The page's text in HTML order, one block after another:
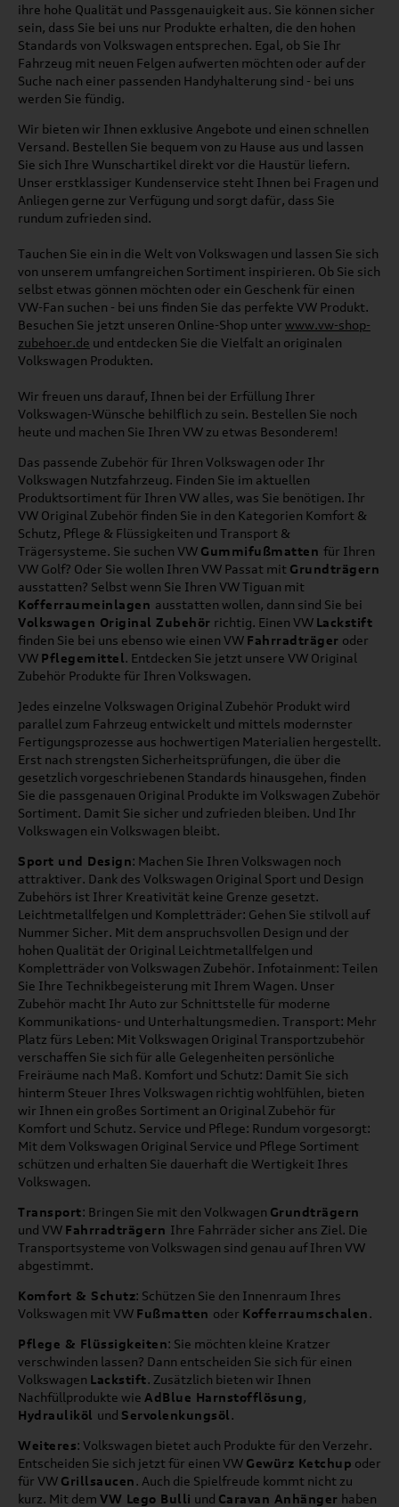
ihre hohe Qualität und Passgenauigkeit aus. Sie können sicher
sein, dass Sie bei uns nur Produkte erhalten, die den hohen
Standards von Volkswagen entsprechen. Egal, ob Sie Ihr
Fahrzeug mit neuen Felgen aufwerten möchten oder auf der
Suche nach einer passenden Handyhalterung sind - bei uns
werden Sie fündig.
Wir bieten wir Ihnen exklusive Angebote und einen schnellen
Versand. Bestellen Sie bequem von zu Hause aus und lassen
Sie sich Ihre Wunschartikel direkt vor die Haustür liefern.
Unser erstklassiger Kundenservice steht Ihnen bei Fragen und
Anliegen gerne zur Verfügung und sorgt dafür, dass Sie
rundum zufrieden sind.
Tauchen Sie ein in die Welt von Volkswagen und lassen Sie sich
von unserem umfangreichen Sortiment inspirieren. Ob Sie sich
selbst etwas gönnen möchten oder ein Geschenk für einen
VW-Fan suchen - bei uns finden Sie das perfekte VW Produkt.
Besuchen Sie jetzt unseren Online-Shop unter www.vw-shop-
zubehoer.de und entdecken Sie die Vielfalt an originalen
Volkswagen Produkten.
Wir freuen uns darauf, Ihnen bei der Erfüllung Ihrer
Volkswagen-Wünsche behilflich zu sein. Bestellen Sie noch
heute und machen Sie Ihren VW zu etwas Besonderem!
Das passende Zubehör für Ihren Volkswagen oder Ihr
Volkswagen Nutzfahrzeug. Finden Sie im aktuellen
Produktsortiment für Ihren VW alles, was Sie benötigen. Ihr
VW Original Zubehör finden Sie in den Kategorien Komfort &
Schutz, Pflege & Flüssigkeiten und Transport &
Trägersysteme. Sie suchen VW Gummifußmatten für Ihren
VW Golf? Oder Sie wollen Ihren VW Passat mit Grundträgern
ausstatten? Selbst wenn Sie Ihren VW Tiguan mit
Kofferraumeinlagen ausstatten wollen, dann sind Sie bei
Volkswagen Original Zubehör richtig. Einen VW Lackstift
finden Sie bei uns ebenso wie einen VW Fahrradträger oder
VW Pflegemittel. Entdecken Sie jetzt unsere VW Original
Zubehör Produkte für Ihren Volkswagen.
Jedes einzelne Volkswagen Original Zubehör Produkt wird
parallel zum Fahrzeug entwickelt und mittels modernster
Fertigungsprozesse aus hochwertigen Materialien hergestellt.
Erst nach strengsten Sicherheitsprüfungen, die über die
gesetzlich vorgeschriebenen Standards hinausgehen, finden
Sie die passgenauen Original Produkte im Volkswagen Zubehör
Sortiment. Damit Sie sicher und zufrieden bleiben. Und Ihr
Volkswagen ein Volkswagen bleibt.
Sport und Design: Machen Sie Ihren Volkswagen noch
attraktiver. Dank des Volkswagen Original Sport und Design
Zubehörs ist Ihrer Kreativität keine Grenze gesetzt.
Leichtmetallfelgen und Kompletträder: Gehen Sie stilvoll auf
Nummer Sicher. Mit dem anspruchsvollen Design und der
hohen Qualität der Original Leichtmetallfelgen und
Kompletträder von Volkswagen Zubehör. Infotainment: Teilen
Sie Ihre Technikbegeisterung mit Ihrem Wagen. Unser
Zubehör macht Ihr Auto zur Schnittstelle für moderne
Kommunikations- und Unterhaltungsmedien. Transport: Mehr
Platz fürs Leben: Mit Volkswagen Original Transportzubehör
verschaffen Sie sich für alle Gelegenheiten persönliche
Freiräume nach Maß. Komfort und Schutz: Damit Sie sich
hinterm Steuer Ihres Volkswagen richtig wohlfühlen, bieten
wir Ihnen ein großes Sortiment an Original Zubehör für
Komfort und Schutz. Service und Pflege: Rundum vorgesorgt:
Mit dem Volkswagen Original Service und Pflege Sortiment
schützen und erhalten Sie dauerhaft die Wertigkeit Ihres
Volkswagen.
Transport: Bringen Sie mit den Volkwagen Grundträgern
und VW Fahrradträgern Ihre Fahrräder sicher ans Ziel. Die
Transportsysteme von Volkswagen sind genau auf Ihren VW
abgestimmt.
Komfort & Schutz: Schützen Sie den Innenraum Ihres
Volkswagen mit VW Fußmatten oder Kofferraumschalen.
Pflege & Flüssigkeiten: Sie möchten kleine Kratzer
verschwinden lassen? Dann entscheiden Sie sich für einen
Volkswagen Lackstift. Zusätzlich bieten wir Ihnen
Nachfüllprodukte wie AdBlue Harnstofflösung,
Hydrauliköl und Servolenkungsöl.
Weiteres: Volkswagen bietet auch Produkte für den Verzehr.
Entscheiden Sie sich jetzt für einen VW Gewürz Ketchup oder
für VW Grillsaucen. Auch die Spielfreude kommt nicht zu
kurz. Mit dem VW Lego Bulli und Caravan Anhänger haben